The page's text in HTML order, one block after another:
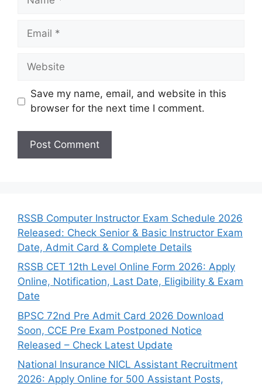
Email
Website
Save my name, email, and website in this
browser for the next time I comment.
RSSB Computer Instructor Exam Schedule 2026
Released: Check Senior & Basic Instructor Exam
Date, Admit Card & Complete Details
RSSB CET 12th Level Online Form 2026: Apply
Online, Notification, Last Date, Eligibility & Exam
Date
BPSC 72nd Pre Admit Card 2026 Download
Soon, CCE Pre Exam Postponed Notice
Released – Check Latest Update
National Insurance NICL Assistant Recruitment
2026: Apply Online for 500 Assistant Posts,